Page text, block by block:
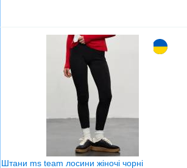
Штани ms team лосини жіночі чорні